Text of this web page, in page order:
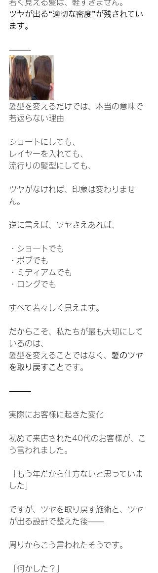
若く見える髪は、軽すぎません。
ツヤが出る“適切な密度”が残されてい
ます。
⸻
髪型を変えるだけでは、本当の意味で
若返らない理由
ショートにしても、
レイヤーを入れても、
流行りの髪型にしても、
ツヤがなければ、印象は変わりませ
ん。
逆に言えば、ツヤさえあれば、
・ショートでも
・ボブでも
・ミディアムでも
・ロングでも
すべて若々しく見えます。
だからこそ、私たちが最も大切にして
いるのは、
髪型を変えることではなく、 髪のツヤ
を取り戻すことです。
⸻
実際にお客様に起きた変化
初めて来店された40代のお客様が、こ
う言われました。
「もう年だから仕方ないと思っていま
した」
ですが、ツヤを取り戻す施術と、ツヤ
が出る設計で整えた後――
周りからこう言われたそうです。
「何かした？」